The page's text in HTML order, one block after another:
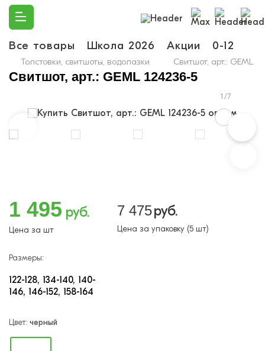
Все товары Школа 2026 Акции 0-12
Толстовки, свитшоты, водолазки Свитшот, арт.: GEML
Свитшот, арт.: GEML 124236-5
1/7
1 495 руб.
Цена за шт
7 475руб.
Цена за упаковку (5 шт)
Размеры:
122-128 134-140 140-
146 146-152 158-164
Цвет: черный